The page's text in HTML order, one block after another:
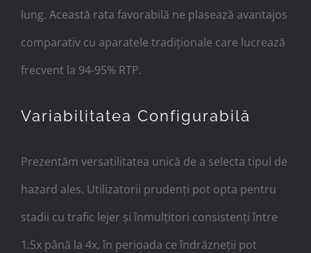
lung. Această rata favorabilă ne plasează avantajos
comparativ cu aparatele tradiționale care lucrează
frecvent la 94-95% RTP.
Variabilitatea Configurabilă
Prezentăm versatilitatea unică de a selecta tipul de
hazard ales. Utilizatorii prudenți pot opta pentru
stadii cu trafic lejer și înmulțitori consistenți între
1.5x până la 4x, în perioada ce îndrăzneții pot